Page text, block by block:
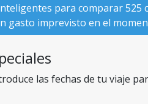
para comparar 525
gasto imprevisto en el
las fechas de tu viaje